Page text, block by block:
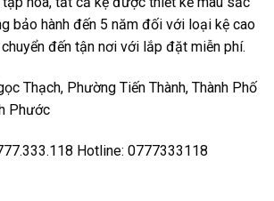
bảo hành đến 5 năm đối với loại kệ cao
đến tận nơi với lắp đặt miễn phí.
Thạch, Phường Tiến Thành, Thành Phố
Phước
Hotline: 0777333118